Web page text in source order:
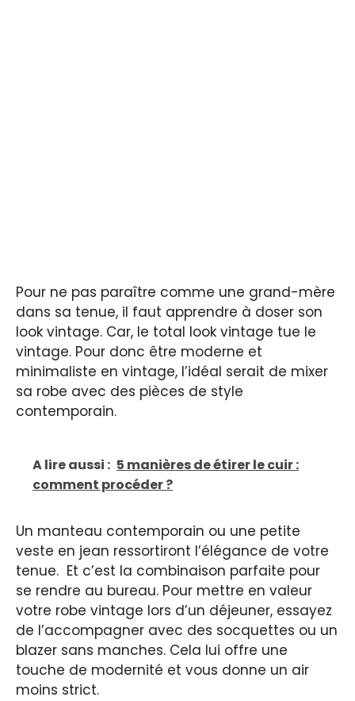
Pour ne pas paraître comme une grand-mère
dans sa tenue, il faut apprendre à doser son
look vintage. Car, le total look vintage tue le
vintage. Pour donc être moderne et
minimaliste en vintage, l’idéal serait de mixer
sa robe avec des pièces de style
contemporain.
A lire aussi : 5 manières de étirer le cuir :
comment procéder ?
Un manteau contemporain ou une petite
veste en jean ressortiront l’élégance de votre
tenue. Et c’est la combinaison parfaite pour
se rendre au bureau. Pour mettre en valeur
votre robe vintage lors d’un déjeuner, essayez
de l’accompagner avec des socquettes ou un
blazer sans manches. Cela lui offre une
touche de modernité et vous donne un air
moins strict.